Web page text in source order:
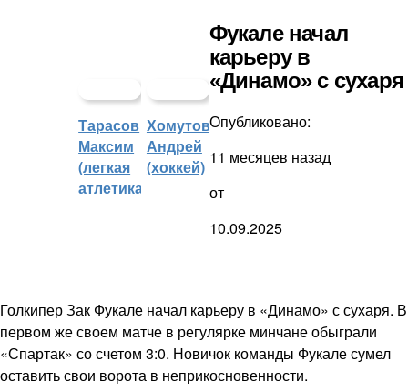
Тарасов
Максим
(легкая
атлетика)
Хомутов
Андрей
(хоккей)
Фукале начал
карьеру в
«Динамо» с сухаря
Опубликовано:
11 месяцев назад
от
10.09.2025
Голкипер Зак Фукале начал карьеру в «Динамо» с сухаря. В
первом же своем матче в регулярке минчане обыграли
«Спартак» со счетом 3:0. Новичок команды Фукале сумел
оставить свои ворота в неприкосновенности.